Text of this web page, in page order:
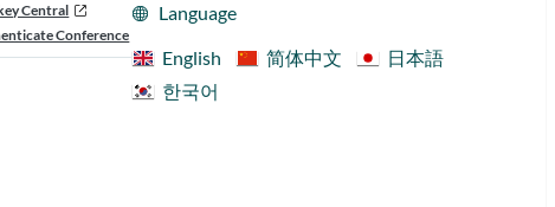
Central
Conference
Language
English
简体中文
日本語
한국어